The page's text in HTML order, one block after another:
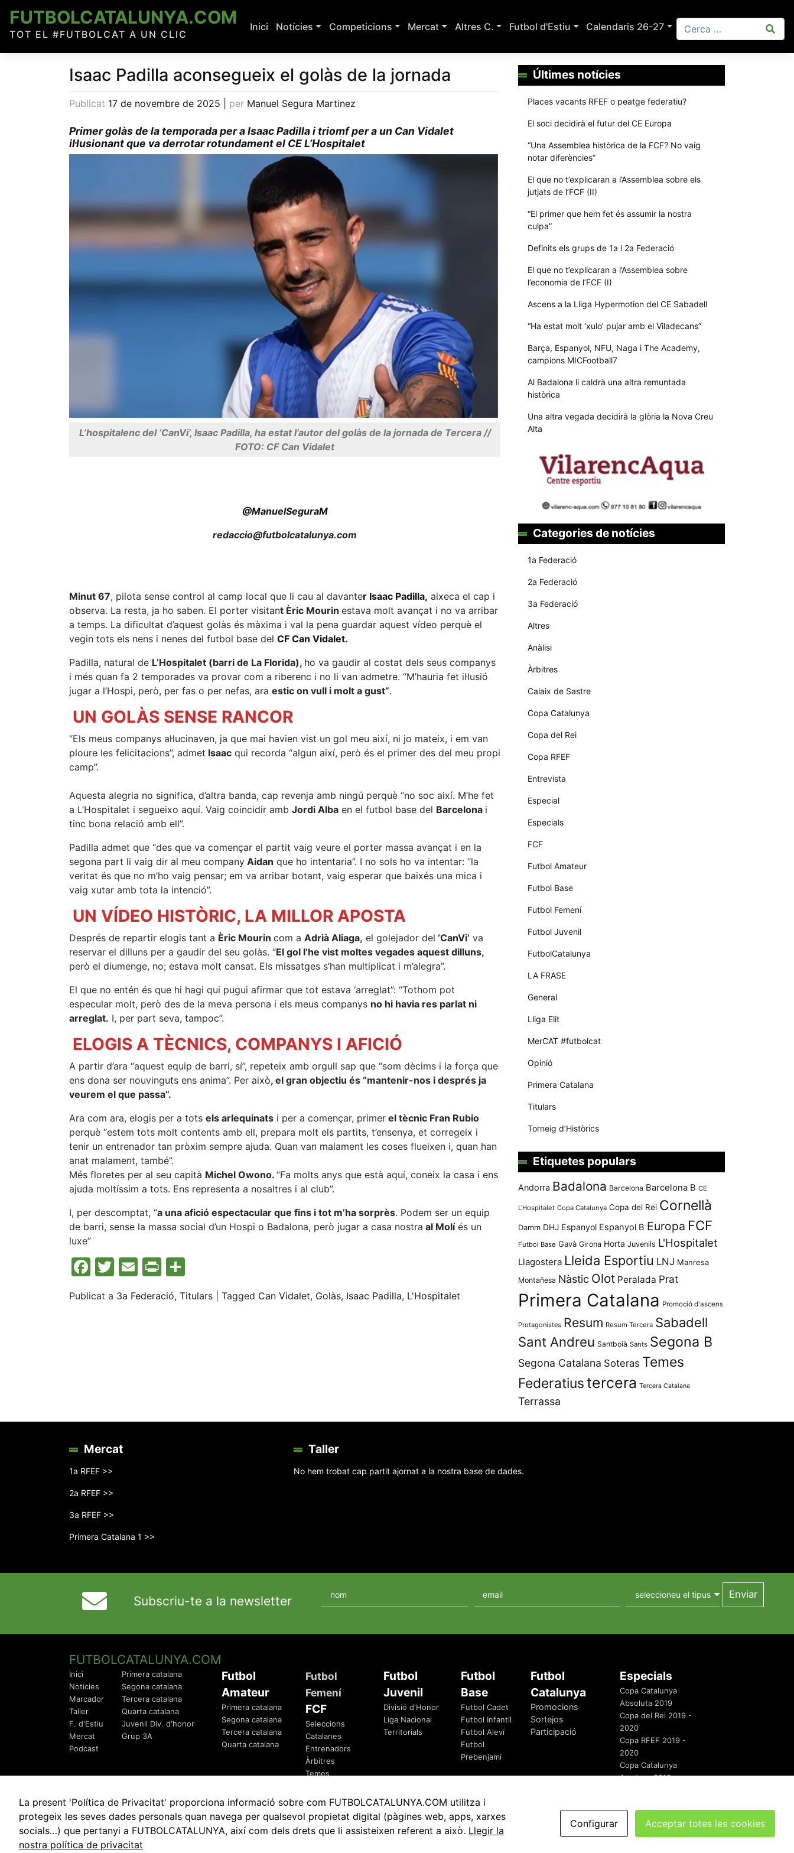
content
FUTBOLCATALUNYA.COM
TOT EL #FUTBOLCAT A UN CLIC
Inici Notícies Competicions Mercat Altres C. Futbol d'Estiu Calendaris 26-27
Isaac Padilla aconsegueix el golàs de la jornada
Publicat 17 de novembre de 2025 per Manuel Segura Martinez
Primer golàs de la temporada per a Isaac Padilla i triomf per a un Can Vidalet
il·lusionant que va derrotar rotundament el CE L’Hospitalet
L’hospitalenc del ‘CanVi’, Isaac Padilla, ha estat l’autor del golàs de la jornada de Tercera //
FOTO: CF Can Vidalet
@ManuelSeguraM
redaccio@futbolcatalunya.com
Minut 67, pilota sense control al camp local que li cau al davanter Isaac Padilla, aixeca el cap i
observa. La resta, ja ho saben. El porter visitant Èric Mourin estava molt avançat i no va arribar
a temps. La dificultat d’aquest golàs és màxima i val la pena guardar aquest vídeo perquè el
vegin tots els nens i nenes del futbol base del CF Can Vidalet.
Padilla, natural de L’Hospitalet (barri de La Florida), ho va gaudir al costat dels seus companys
i més quan fa 2 temporades va provar com a riberenc i no li van admetre. “M’hauria fet il·lusió
jugar a l’Hospi, però, per fas o per nefas, ara estic on vull i molt a gust”.
UN GOLÀS SENSE RANCOR
“Els meus companys al·lucinaven, ja que mai havien vist un gol meu així, ni jo mateix, i em van
ploure les felicitacions”, admet Isaac qui recorda “algun així, però és el primer des del meu propi
camp”.
Aquesta alegria no significa, d’altra banda, cap revenja amb ningú perquè “no soc així. M’he fet
a L’Hospitalet i segueixo aquí. Vaig coincidir amb Jordi Alba en el futbol base del Barcelona i
tinc bona relació amb ell”.
Padilla admet que “des que va començar el partit vaig veure el porter massa avançat i en la
segona part li vaig dir al meu company Aidan que ho intentaria”. I no sols ho va intentar: “la
veritat és que no m’ho vaig pensar; em va arribar botant, vaig esperar que baixés una mica i
vaig xutar amb tota la intenció”.
UN VÍDEO HISTÒRIC, LA MILLOR APOSTA
Després de repartir elogis tant a Èric Mourin com a Adrià Aliaga, el golejador del ‘CanVi’ va
reservar el dilluns per a gaudir del seu golàs. “El gol l’he vist moltes vegades aquest dilluns,
però el diumenge, no; estava molt cansat. Els missatges s’han multiplicat i m’alegra”.
El que no entén és que hi hagi qui pugui afirmar que tot estava ‘arreglat”: “Tothom pot
especular molt, però des de la meva persona i els meus companys no hi havia res parlat ni
arreglat. I, per part seva, tampoc”.
ELOGIS A TÈCNICS, COMPANYS I AFICIÓ
A partir d’ara “aquest equip de barri, sí”, repeteix amb orgull sap que “som dècims i la força que
ens dona ser nouvinguts ens anima”. Per això, el gran objectiu és “mantenir-nos i després ja
veurem el que passa”.
Ara com ara, elogis per a tots els arlequinats i per a començar, primer el tècnic Fran Rubio
perquè “estem tots molt contents amb ell, prepara molt els partits, t’ensenya, et corregeix i
tenir un entrenador tan pròxim sempre ajuda. Quan van malament les coses flueixen i, quan han
anat malament, també”.
Més floretes per al seu capità Michel Owono. “Fa molts anys que està aquí, coneix la casa i ens
ajuda moltíssim a tots. Ens representa a nosaltres i al club”.
I, per descomptat, “a una afició espectacular que fins i tot m’ha sorprès. Podem ser un equip
de barri, sense la massa social d’un Hospi o Badalona, però jugar a casa nostra al Molíés un
luxe”
Facebook
Twitter
Email
Print
Publicat a 3a Federació, Titulars Tagged Can Vidalet, Golàs, Isaac Padilla, L'Hospitalet
Últimes notícies
Places vacants RFEF o peatge federatiu?
El soci decidirà el futur del CE Europa
“Una Assemblea històrica de la FCF? No vaig
notar diferències”
El que no t’explicaran a l’Assemblea sobre els
jutjats de l’FCF (II)
“El primer que hem fet és assumir la nostra
culpa”
Definits els grups de 1a i 2a Federació
El que no t’explicaran a l’Assemblea sobre
l’economia de l’FCF (I)
Ascens a la Lliga Hypermotion del CE Sabadell
“Ha estat molt ‘xulo’ pujar amb el Viladecans”
Barça, Espanyol, NFU, Naga i The Academy,
campions MICFootball7
Al Badalona li caldrà una altra remuntada
històrica
Una altra vegada decidirà la glòria la Nova Creu
Alta
Categories de notícies
1a Federació
2a Federació
3a Federació
Altres
Anàlisi
Àrbitres
Calaix de Sastre
Copa Catalunya
Copa del Rei
Copa RFEF
Entrevista
Especial
Especials
FCF
Futbol Amateur
Futbol Base
Futbol Femení
Futbol Juvenil
FutbolCatalunya
LA FRASE
General
Lliga Elit
MerCAT #futbolcat
Opinió
Primera Catalana
Titulars
Torneig d’Històrics
Etiquetes populars
Andorra Badalona Barcelona Barcelona B CE
L'Hospitalet Copa Catalunya Copa del Rei Cornellà
Damm DHJ Espanyol Espanyol B Europa FCF
Futbol Base Gavà Girona Horta Juvenils L'Hospitalet
Llagostera Lleida Esportiu LNJ Manresa
Montañesa Nàstic Olot Peralada Prat
Primera Catalana Promoció d'ascens
Protagonistes Resum Resum Tercera Sabadell
Sant Andreu Santboià Sants Segona B
Segona Catalana Soteras Temes
Federatiustercera Tercera Catalana
Terrassa
Mercat
1a RFEF >>
2a RFEF >>
3a RFEF >>
Primera Catalana 1 >>
Taller
No hem trobat cap partit ajornat a la nostra base de dades.
Subscriu-te a la newsletter
FUTBOLCATALUNYA.COM
Inici
Notícies
Marcador
Taller
F. d'Estiu
Mercat
Podcast
Primera catalana
Segona catalana
Tercera catalana
Quarta catalana
Juvenil Div. d'honor
Grup 3A
Futbol
Amateur
Primera catalana
Segona catalana
Tercera catalana
Quarta catalana
Futbol
Femení
FCF
Seleccions
Catalanes
Entrenadors
Àrbitres
Temes
Futbol
Juvenil
Divisió d'Honor
Liga Nacional
Territorials
Futbol
Base
Futbol Cadet
Futbol Infantil
Futbol Aleví
Futbol
Prebenjamí
Futbol
Catalunya
Promocions
Sortejos
Participació
Especials
Copa Catalunya
Absoluta 2019
Copa del Rei 2019 -
2020
Copa RFEF 2019 -
2020
Copa Catalunya
Amateur 2019
© 2010 - 2026 FutbolCatalunya.com Avis Legal Política de Privacitat Política de Cookies redaccio@futbolcatalunya.com
La present 'Política de Privacitat' proporciona informació sobre com FUTBOLCATALUNYA.COM utilitza i
protegeix les seves dades personals quan navega per qualsevol propietat digital (pàgines web, apps, xarxes
socials…) que pertanyi a FUTBOLCATALUNYA, així com dels drets que li assisteixen referent a això. Llegir la
nostra política de privacitat
Configurar Acceptar totes les cookies
Necessàries
Aquestes
Recopilem
dades
estadístiques
de manera
per a millorar la
funcionalitat i
Experiència
d'usuari
nostre lloc web
emmagatzemen
permeten que
el lloc funcioni
tan bé com
sigui possible.
funcionalitats
desapareixeran
del lloc web.
Màrqueting
mentre
navegues pel
nostre lloc
possibilitat de
mirar només
anuncis,
contingut
personalitzat.